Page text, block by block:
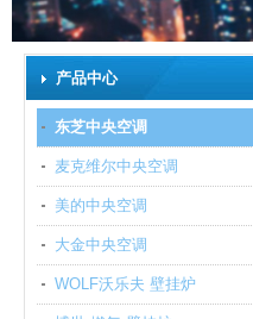
产品中心
东芝中央空调
麦克维尔中央空调
美的中央空调
大金中央空调
WOLF沃乐夫 壁挂炉